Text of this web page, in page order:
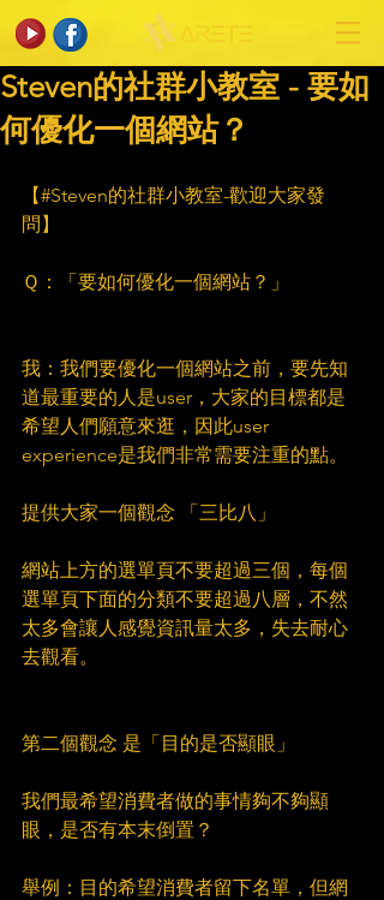
Steven的社群小教室 - 要如
何優化一個網站？
【#Steven的社群小教室-歡迎大家發
問】
Ｑ：「要如何優化一個網站？」
我：我們要優化一個網站之前，要先知
道最重要的人是user，大家的目標都是
希望人們願意來逛，因此user
experience是我們非常需要注重的點。
提供大家一個觀念 「三比八」
網站上方的選單頁不要超過三個，每個
選單頁下面的分類不要超過八層，不然
太多會讓人感覺資訊量太多，失去耐心
去觀看。
第二個觀念 是「目的是否顯眼」
我們最希望消費者做的事情夠不夠顯
眼，是否有本末倒置？
舉例：目的希望消費者留下名單，但網